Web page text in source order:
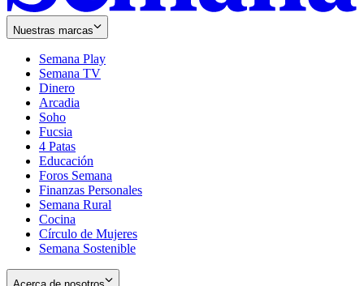
Nuestras marcas
Semana Play
Semana TV
Dinero
Arcadia
Soho
in
new
window
Fucsia
in
new
window
4 Patas
Educación
Foros Semana
Finanzas Personales
Semana Rural
Cocina
Círculo de Mujeres
Semana Sostenible